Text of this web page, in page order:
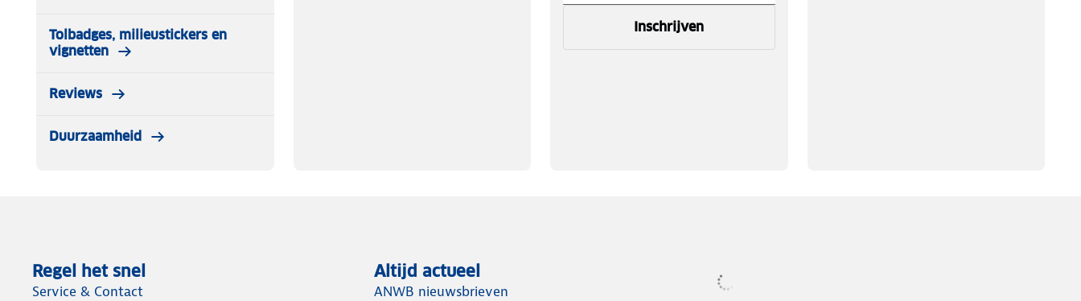
Tolbadges, milieustickers en
vignetten
Reviews
Duurzaamheid
Inschrijven
Regel het snel
Service & Contact
Altijd actueel
ANWB nieuwsbrieven